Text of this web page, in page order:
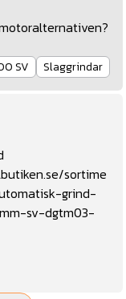
SV Slaggrindar
sortime
grind-
sv-dgtm03-